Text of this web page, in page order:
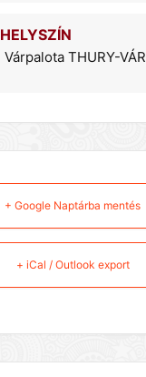
HELYSZÍN
Várpalota THURY-VÁR
+ Google Naptárba mentés
+ iCal / Outlook export